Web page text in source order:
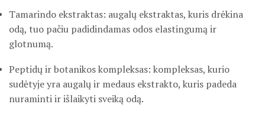
Tamarindo ekstraktas: augalų ekstraktas, kuris drėkina
odą, tuo pačiu padidindamas odos elastingumą ir
glotnumą.
Peptidų ir botanikos kompleksas: kompleksas, kurio
sudėtyje yra augalų ir medaus ekstrakto, kuris padeda
nuraminti ir išlaikyti sveiką odą.